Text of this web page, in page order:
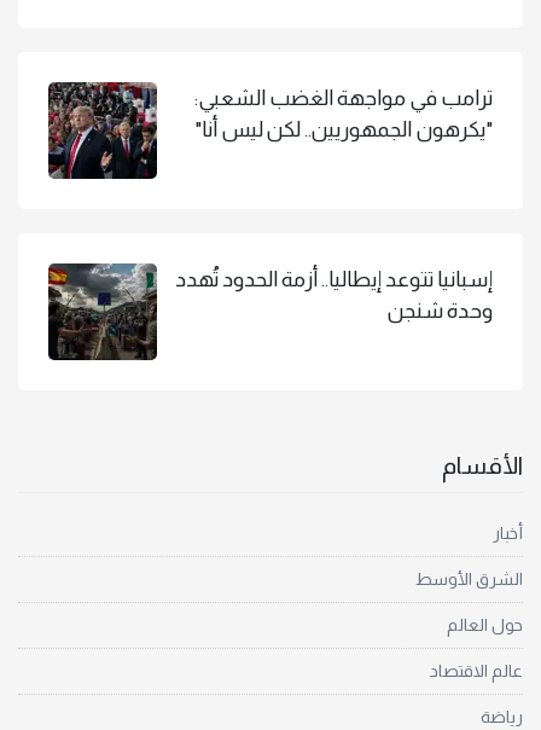
ترامب في مواجهة الغضب الشعبي:
"يكرهون الجمهوريين.. لكن ليس أنا"
إسبانيا تتوعد إيطاليا.. أزمة الحدود تُهدد
وحدة شنجن
الأقسام
أخبار
الشرق الأوسط
حول العالم
عالم الاقتصاد
رياضة